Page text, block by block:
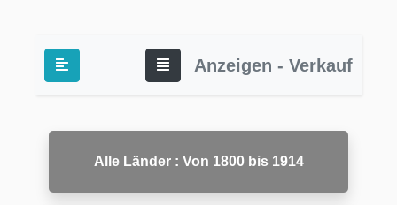
Anzeigen - Verkauf
Alle Länder : Von 1800 bis 1914